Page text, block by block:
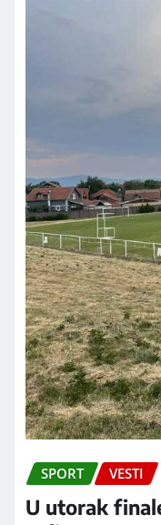
SPORT VESTI
U utorak